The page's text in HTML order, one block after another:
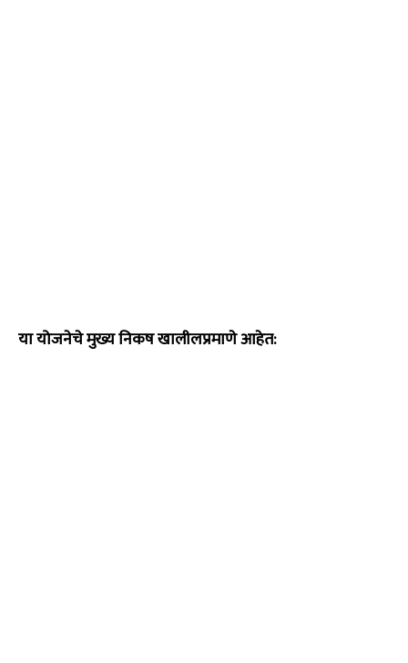
या योजनेचे मुख्य निकष खालीलप्रमाणे आहेत: